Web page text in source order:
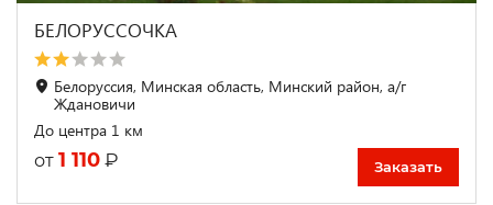
БЕЛОРУССОЧКА
Белоруссия, Минская область, Минский район, а/г
Ждановичи
До центра 1 км
от 1 110 ₽ Заказать